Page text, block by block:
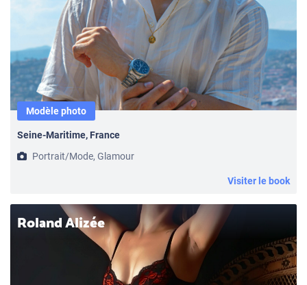
Modèle photo
Seine-Maritime, France
Portrait/Mode, Glamour
Visiter le book
Roland Alizée